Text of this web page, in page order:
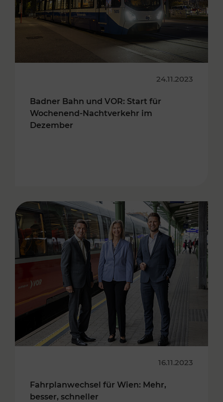
24.11.2023
Badner Bahn und VOR: Start für
Wochenend-Nachtverkehr im
Dezember
16.11.2023
Fahrplanwechsel für Wien: Mehr,
besser, schneller